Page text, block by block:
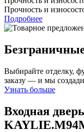
Прочность и
Подробнее
Выбирайте отделку,
заказу — и мы
Узнать больше
Входная